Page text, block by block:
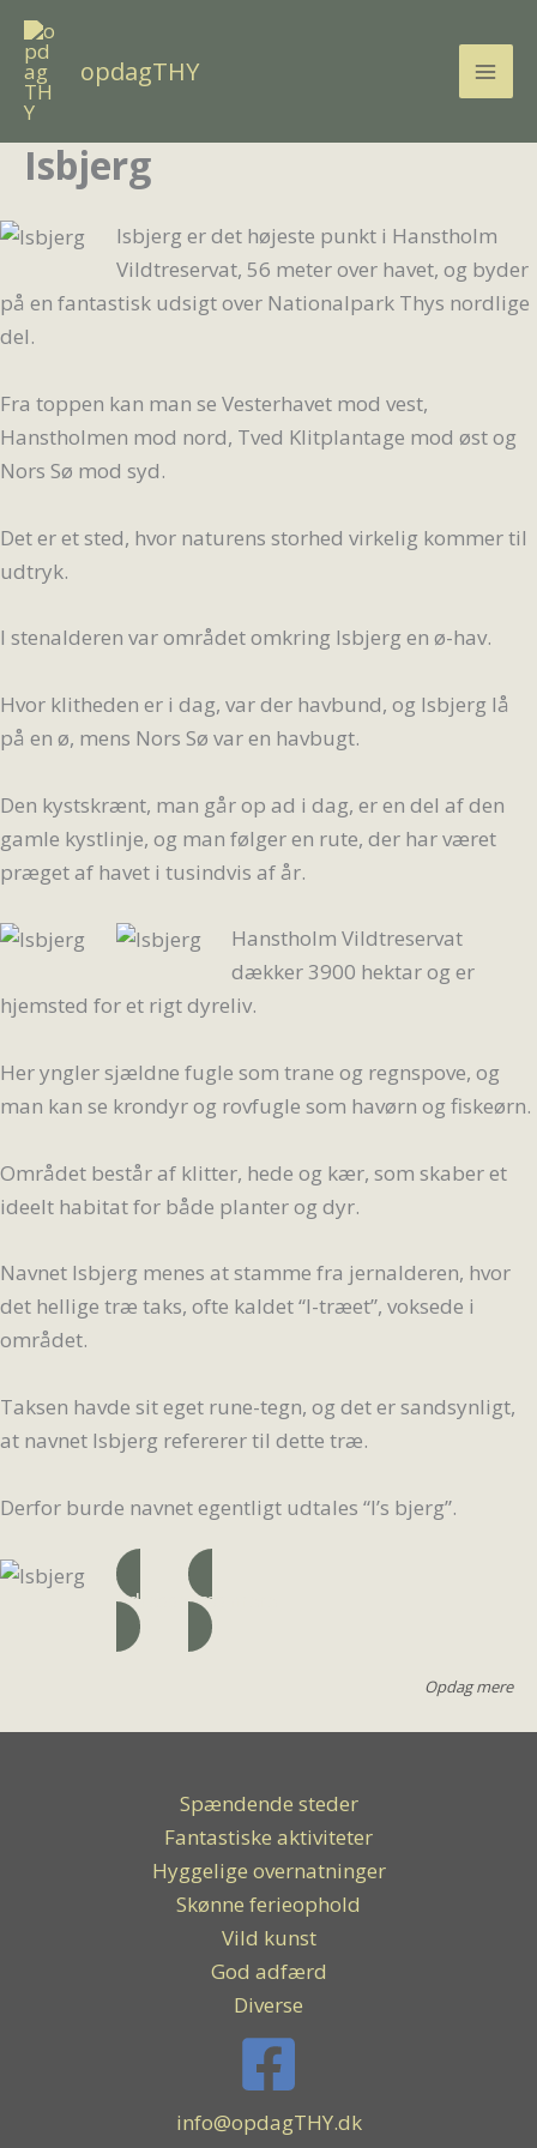
Gå
indholdetopdagTHY
Isbjerg
Isbjerg er det højeste punkt i Hanstholm
Vildtreservat, 56 meter over havet, og byder
på en fantastisk udsigt over Nationalpark Thys nordlige
del.
Fra toppen kan man se Vesterhavet mod vest,
Hanstholmen mod nord, Tved Klitplantage mod øst og
Nors Sø mod syd.
Det er et sted, hvor naturens storhed virkelig kommer til
udtryk.
I stenalderen var området omkring Isbjerg en ø-hav.
Hvor klitheden er i dag, var der havbund, og Isbjerg lå
på en ø, mens Nors Sø var en havbugt.
Den kystskrænt, man går op ad i dag, er en del af den
gamle kystlinje, og man følger en rute, der har været
præget af havet i tusindvis af år.
Hanstholm Vildtreservat
dækker 3900 hektar og er
hjemsted for et rigt dyreliv.
Her yngler sjældne fugle som trane og regnspove, og
man kan se krondyr og rovfugle som havørn og fiskeørn.
Området består af klitter, hede og kær, som skaber et
ideelt habitat for både planter og dyr.
Navnet Isbjerg menes at stamme fra jernalderen, hvor
det hellige træ taks, ofte kaldet “I-træet”, voksede i
området.
Taksen havde sit eget rune-tegn, og det er sandsynligt,
at navnet Isbjerg refererer til dette træ.
Derfor burde navnet egentligt udtales “I’s bjerg”.
Adresse Læs mere
Opdag mere
Spændende steder
Fantastiske aktiviteter
Hyggelige overnatninger
Skønne ferieophold
Vild kunst
God adfærd
Diverse
info@opdagTHY.dk